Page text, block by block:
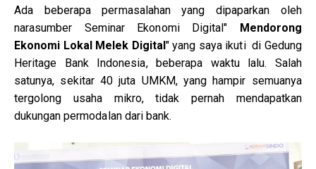
Ada beberapa permasalahan yang dipaparkan oleh
narasumber Seminar Ekonomi Digital" Mendorong
Ekonomi Lokal Melek Digital" yang saya ikuti di Gedung
Heritage Bank Indonesia, beberapa waktu lalu. Salah
satunya, sekitar 40 juta UMKM, yang hampir semuanya
tergolong usaha mikro, tidak pernah mendapatkan
dukungan permodalan dari bank.